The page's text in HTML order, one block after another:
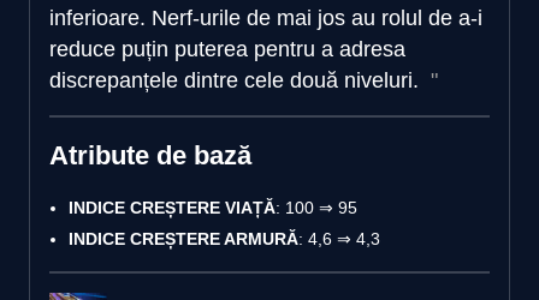
inferioare. Nerf-urile de mai jos au rolul de a-i
reduce puțin puterea pentru a adresa
discrepanțele dintre cele două niveluri.
Atribute de bază
INDICE CREȘTERE VIAȚĂ: 100 ⇒ 95
INDICE CREȘTERE ARMURĂ: 4,6 ⇒ 4,3